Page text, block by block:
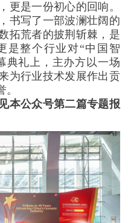
集团董事长
陶瓷技术装备分会
务有限公司董事总
委员会建筑材料行
科技发展有限公司
校长、中国硅酸盐
长
长
比陶瓷协会卫浴分
瓷砖工业协同组合
筑陶瓷行业协会副
更是一份初心的回响。
书写了一部波澜壮阔的
拓荒者的披荆斩棘，是
是整个行业对“中国智
典礼上，主办方以一场
为行业技术发展作出贡
本公众号第二篇专题报